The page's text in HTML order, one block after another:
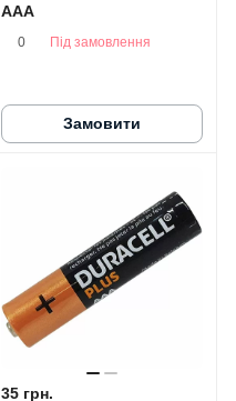
AAA
0 Під замовлення
Замовити
35 грн.